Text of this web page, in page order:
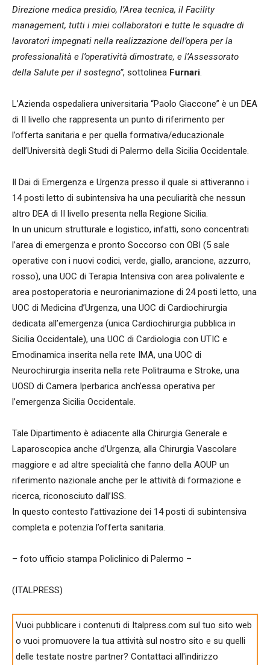
Direzione medica presidio, l’Area tecnica, il Facility
management, tutti i miei collaboratori e tutte le squadre di
lavoratori impegnati nella realizzazione dell’opera per la
professionalità e l’operatività dimostrate, e l’Assessorato
della Salute per il sostegno”, sottolinea Furnari.
L’Azienda ospedaliera universitaria “Paolo Giaccone” è un DEA
di II livello che rappresenta un punto di riferimento per
l’offerta sanitaria e per quella formativa/educazionale
dell’Università degli Studi di Palermo della Sicilia Occidentale.
Il Dai di Emergenza e Urgenza presso il quale si attiveranno i
14 posti letto di subintensiva ha una peculiarità che nessun
altro DEA di II livello presenta nella Regione Sicilia.
In un unicum strutturale e logistico, infatti, sono concentrati
l’area di emergenza e pronto Soccorso con OBI (5 sale
operative con i nuovi codici, verde, giallo, arancione, azzurro,
rosso), una UOC di Terapia Intensiva con area polivalente e
area postoperatoria e neurorianimazione di 24 posti letto, una
UOC di Medicina d’Urgenza, una UOC di Cardiochirurgia
dedicata all’emergenza (unica Cardiochirurgia pubblica in
Sicilia Occidentale), una UOC di Cardiologia con UTIC e
Emodinamica inserita nella rete IMA, una UOC di
Neurochirurgia inserita nella rete Politrauma e Stroke, una
UOSD di Camera Iperbarica anch’essa operativa per
l’emergenza Sicilia Occidentale.
Tale Dipartimento è adiacente alla Chirurgia Generale e
Laparoscopica anche d’Urgenza, alla Chirurgia Vascolare
maggiore e ad altre specialità che fanno della AOUP un
riferimento nazionale anche per le attività di formazione e
ricerca, riconosciuto dall’ISS.
In questo contesto l’attivazione dei 14 posti di subintensiva
completa e potenzia l’offerta sanitaria.
– foto ufficio stampa Policlinico di Palermo –
(ITALPRESS)
Vuoi pubblicare i contenuti di Italpress.com sul tuo sito web
o vuoi promuovere la tua attività sul nostro sito e su quelli
delle testate nostre partner? Contattaci all'indirizzo